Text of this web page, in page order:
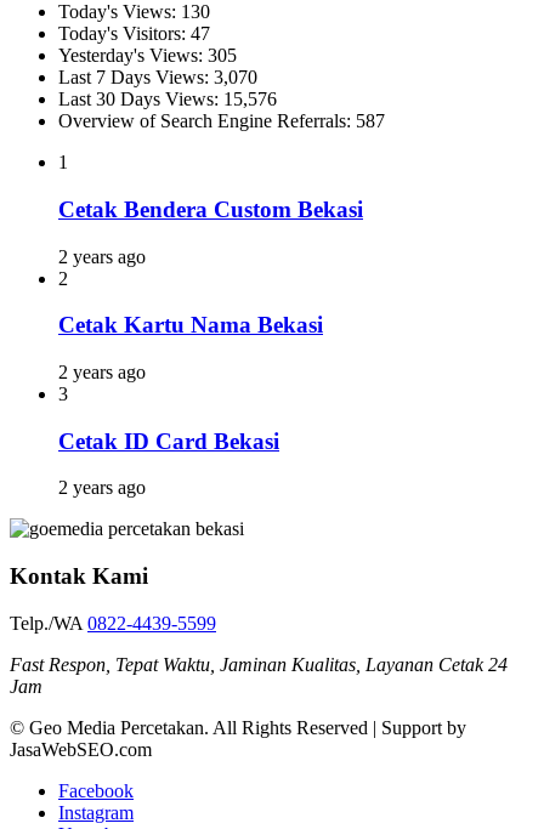
Today's Views: 130
Today's Visitors: 47
Yesterday's Views: 305
Last 7 Days Views: 3,070
Last 30 Days Views: 15,576
Overview of Search Engine Referrals: 587
1
Cetak Bendera Custom Bekasi
2 years ago
2
Cetak Kartu Nama Bekasi
2 years ago
3
Cetak ID Card Bekasi
2 years ago
Kontak Kami
Telp./WA 0822-4439-5599
Fast Respon, Tepat Waktu, Jaminan Kualitas, Layanan Cetak 24
Jam
© Geo Media Percetakan. All Rights Reserved | Support by
JasaWebSEO.com
Facebook
Instagram